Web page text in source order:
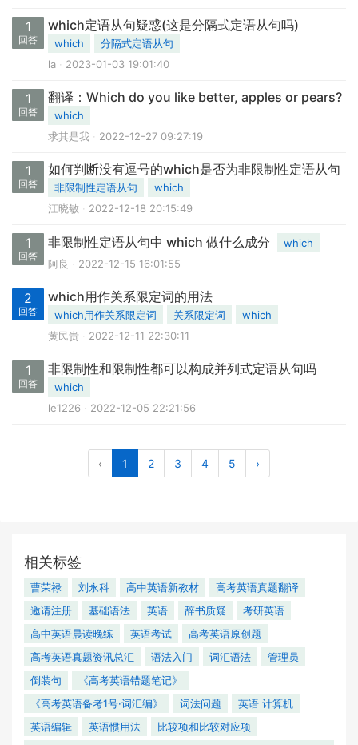
1
回答
which定语从句疑惑(这是分隔式定语从句吗)
which
分隔式定语从句
la
2023-01-03 19:01:40
1
回答
翻译：Which do you like better, apples or pears?
which
求其是我
2022-12-27 09:27:19
1
回答
如何判断没有逗号的which是否为非限制性定语从句
非限制性定语从句
which
江晓敏
2022-12-18 20:15:49
1
回答
非限制性定语从句中 which 做什么成分
which
阿良
2022-12-15 16:01:55
2
回答
which用作关系限定词的用法
which用作关系限定词 关系限定词
which
黄民贵
2022-12-11 22:30:11
1
回答
非限制性和限制性都可以构成并列式定语从句吗
which
le1226
2022-12-05 22:21:56
‹ 1 2 3 4 5 ›
相关标签
曹荣禄 刘永科 高中英语新教材
高考英语真题翻译
邀请注册
基础语法 英语 辞书质疑
考研英语
高中英语晨读晚练
英语考试
高考英语原创题
高考英语真题资讯总汇
语法入门 词汇语法
管理员
倒装句
《高考英语错题笔记》
《高考英语备考1号·词汇编》
词法问题
英语 计算机
英语编辑
英语惯用法
比较项和比较对应项